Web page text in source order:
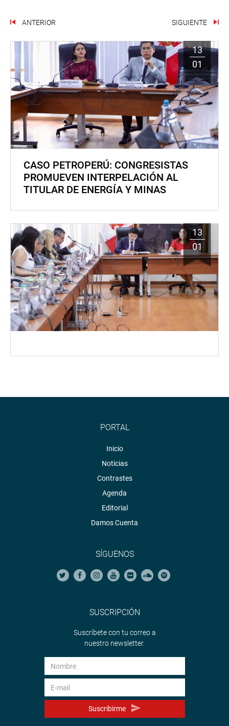
ANTERIOR SIGUIENTE
13
01
CASO PETROPERÚ: CONGRESISTAS
PROMUEVEN INTERPELACIÓN AL
TITULAR DE ENERGÍA Y MINAS
13
01
PORTAL
Inicio
Noticias
Contrastes
Agenda
Editorial
Damos Cuenta
SÍGUENOS
SUSCRIPCIÓN
Suscríbete con tu correo a
nuestro newsletter.
Suscribirme